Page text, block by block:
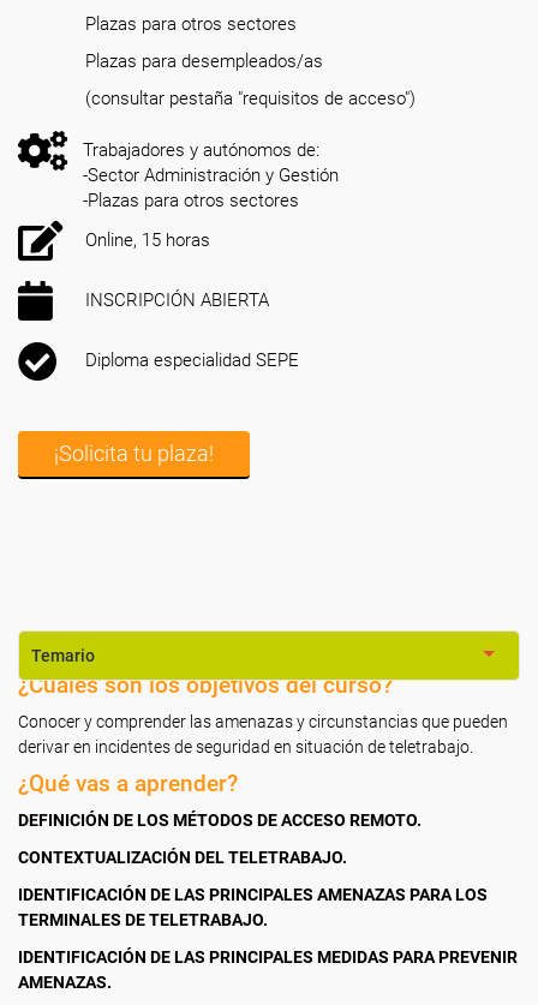
Plazas para otros sectores
Plazas para desempleados/as
(consultar pestaña "requisitos de acceso")
Trabajadores y autónomos de:
-Sector Administración y Gestión
-Plazas para otros sectores
Online, 15 horas
INSCRIPCIÓN ABIERTA
Diploma especialidad SEPE
¡Solicita tu plaza!
Temario
¿Cuáles son los objetivos del curso?
Conocer y comprender las amenazas y circunstancias que pueden
derivar en incidentes de seguridad en situación de teletrabajo.
¿Qué vas a aprender?
DEFINICIÓN DE LOS MÉTODOS DE ACCESO REMOTO.
CONTEXTUALIZACIÓN DEL TELETRABAJO.
IDENTIFICACIÓN DE LAS PRINCIPALES AMENAZAS PARA LOS
TERMINALES DE TELETRABAJO.
IDENTIFICACIÓN DE LAS PRINCIPALES MEDIDAS PARA PREVENIR
AMENAZAS.